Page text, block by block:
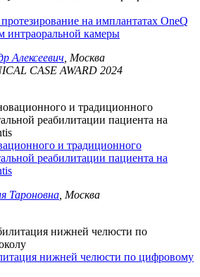
на имплантатах OneQ
интраоральной камеры
Алексеевич , Москва
CASE AWARD 2024
и традиционного
реабилитации пациента на
Тароновна , Москва
нижней челюсти по цифровому